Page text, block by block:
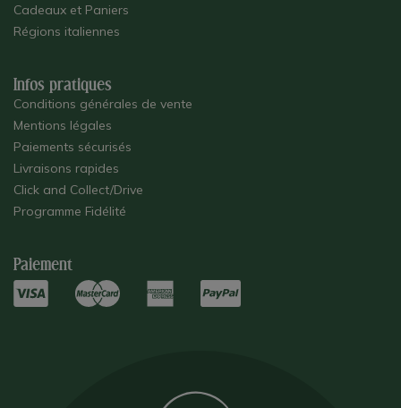
Cadeaux et Paniers
Régions italiennes
Infos pratiques
Conditions générales de vente
Mentions légales
Paiements sécurisés
Livraisons rapides
Click and Collect/Drive
Programme Fidélité
Paiement